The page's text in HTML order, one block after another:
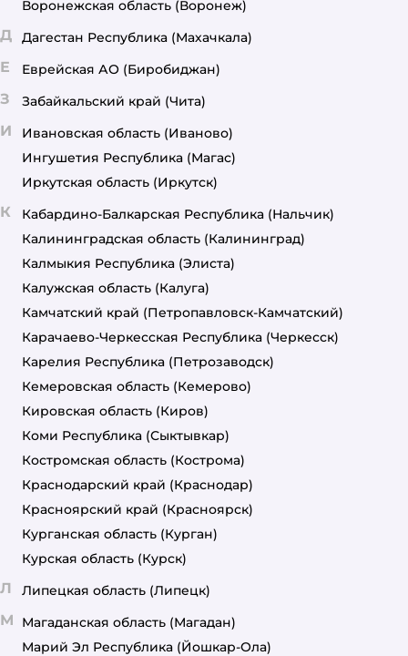
Воронежская область (Воронеж)
Д Дагестан Республика (Махачкала)
Е Еврейская АО (Биробиджан)
З Забайкальский край (Чита)
И Ивановская область (Иваново)
Ингушетия Республика (Магас)
Иркутская область (Иркутск)
К Кабардино-Балкарская Республика (Нальчик)
Калининградская область (Калининград)
Калмыкия Республика (Элиста)
Калужская область (Калуга)
Камчатский край (Петропавловск-Камчатский)
Карачаево-Черкесская Республика (Черкесск)
Карелия Республика (Петрозаводск)
Кемеровская область (Кемерово)
Кировская область (Киров)
Коми Республика (Сыктывкар)
Костромская область (Кострома)
Краснодарский край (Краснодар)
Красноярский край (Красноярск)
Курганская область (Курган)
Курская область (Курск)
Л Липецкая область (Липецк)
М Магаданская область (Магадан)
Марий Эл Республика (Йошкар-Ола)